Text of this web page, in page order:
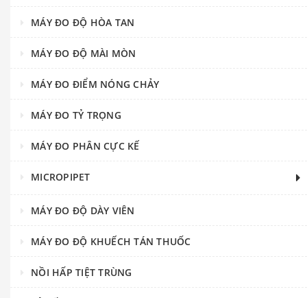
MÁY ĐO ĐỘ HÒA TAN
MÁY ĐO ĐỘ MÀI MÒN
MÁY ĐO ĐIỂM NÓNG CHẢY
MÁY ĐO TỶ TRỌNG
MÁY ĐO PHÂN CỰC KẾ
MICROPIPET
MÁY ĐO ĐỘ DÀY VIÊN
MÁY ĐO ĐỘ KHUẾCH TÁN THUỐC
NỒI HẤP TIỆT TRÙNG